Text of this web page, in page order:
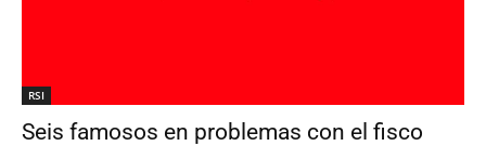
RSI
Seis famosos en problemas con el fisco